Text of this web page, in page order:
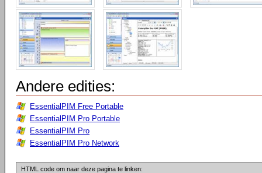
Andere edities:
EssentialPIM Free Portable
EssentialPIM Pro Portable
EssentialPIM Pro
EssentialPIM Pro Network
HTML code om naar deze pagina te linken: